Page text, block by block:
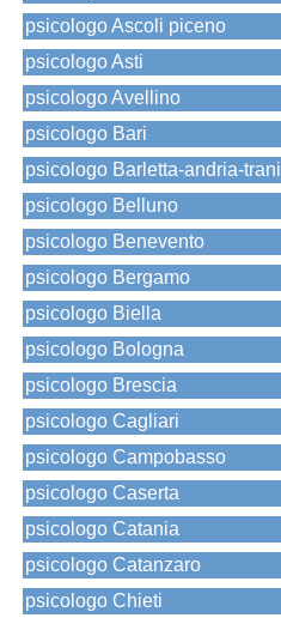
psicologo Ascoli piceno
psicologo Asti
psicologo Avellino
psicologo Bari
psicologo Barletta-andria-trani
psicologo Belluno
psicologo Benevento
psicologo Bergamo
psicologo Biella
psicologo Bologna
psicologo Brescia
psicologo Cagliari
psicologo Campobasso
psicologo Caserta
psicologo Catania
psicologo Catanzaro
psicologo Chieti